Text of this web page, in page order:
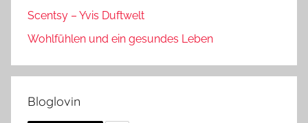
Scentsy – Yvis Duftwelt
Wohlfühlen und ein gesundes Leben
Bloglovin